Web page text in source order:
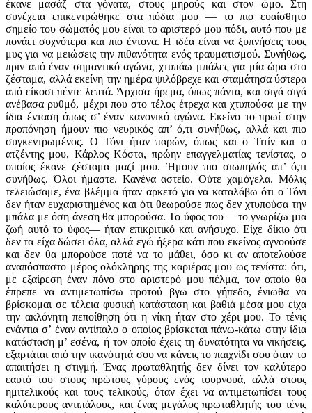
έκανε μασάζ στα γόνατα, στους μηρούς και στον ώμο. Στη
συνέχεια επικεντρώθηκε στα πόδια μου — το πιο ευαίσθητο
σημείο του σώματός μου είναι το αριστερό μου πόδι, αυτό που με
πονάει συχνότερα και πιο έντονα. Η ιδέα είναι να ξυπνήσεις τους
μυς για να μειώσεις την πιθανότητα ενός τραυματισμού. Συνήθως,
πριν από έναν σημαντικό αγώνα, χτυπάω μπάλες για μία ώρα στο
ζέσταμα, αλλά εκείνη την ημέρα ψιλόβρεχε και σταμάτησα ύστερα
από είκοσι πέντε λεπτά. Άρχισα ήρεμα, όπως πάντα, και σιγά σιγά
ανέβασα ρυθμό, μέχρι που στο τέλος έτρεχα και χτυπούσα με την
ίδια ένταση όπως σ’ έναν κανονικό αγώνα. Εκείνο το πρωί στην
προπόνηση ήμουν πιο νευρικός απ’ ό,τι συνήθως, αλλά και πιο
συγκεντρωμένος. Ο Τόνι ήταν παρών, όπως και ο Τιτίν και ο
ατζέντης μου, Κάρλος Κόστα, πρώην επαγγελματίας τενίστας, ο
οποίος έκανε ζέσταμα μαζί μου. Ήμουν πιο σιωπηλός απ’ ό,τι
συνήθως. Όλοι ήμαστε. Κανένα αστείο. Ούτε χαμόγελα. Μόλις
τελειώσαμε, ένα βλέμμα ήταν αρκετό για να καταλάβω ότι ο Τόνι
δεν ήταν ευχαριστημένος και ότι θεωρούσε πως δεν χτυπούσα την
μπάλα με όση άνεση θα μπορούσα. Το ύφος του —το γνωρίζω μια
ζωή αυτό το ύφος— ήταν επικριτικό και ανήσυχο. Είχε δίκιο ότι
δεν τα είχα δώσει όλα, αλλά εγώ ήξερα κάτι που εκείνος αγνοούσε
και δεν θα μπορούσε ποτέ να το μάθει, όσο κι αν αποτελούσε
αναπόσπαστο μέρος ολόκληρης της καριέρας μου ως τενίστα: ότι,
με εξαίρεση έναν πόνο στο αριστερό μου πέλμα, τον οποίο θα
έπρεπε να αντιμετωπίσω προτού βγω στο γήπεδο, ένιωθα να
βρίσκομαι σε τέλεια φυσική κατάσταση και βαθιά μέσα μου είχα
την ακλόνητη πεποίθηση ότι η νίκη ήταν στο χέρι μου. Το τένις
ενάντια σ’ έναν αντίπαλο ο οποίος βρίσκεται πάνω-κάτω στην ίδια
κατάσταση μ’ εσένα, ή τον οποίο έχεις τη δυνατότητα να νικήσεις,
εξαρτάται από την ικανότητά σου να κάνεις το παιχνίδι σου όταν το
απαιτήσει η στιγμή. Ένας πρωταθλητής δεν δίνει τον καλύτερο
εαυτό του στους πρώτους γύρους ενός τουρνουά, αλλά στους
ημιτελικούς και τους τελικούς, όταν έχει να αντιμετωπίσει τους
καλύτερους αντιπάλους, και ένας μεγάλος πρωταθλητής του τένις